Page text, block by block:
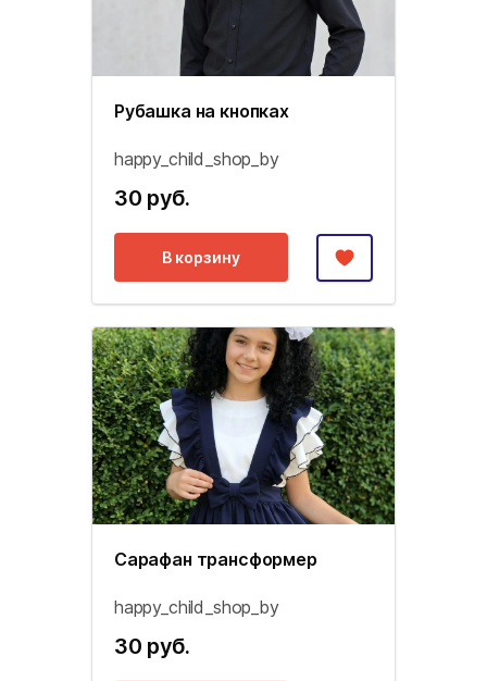
Рубашка на кнопках
happy_child_shop_by
30 руб.
В корзину
Сарафан трансформер
happy_child_shop_by
30 руб.